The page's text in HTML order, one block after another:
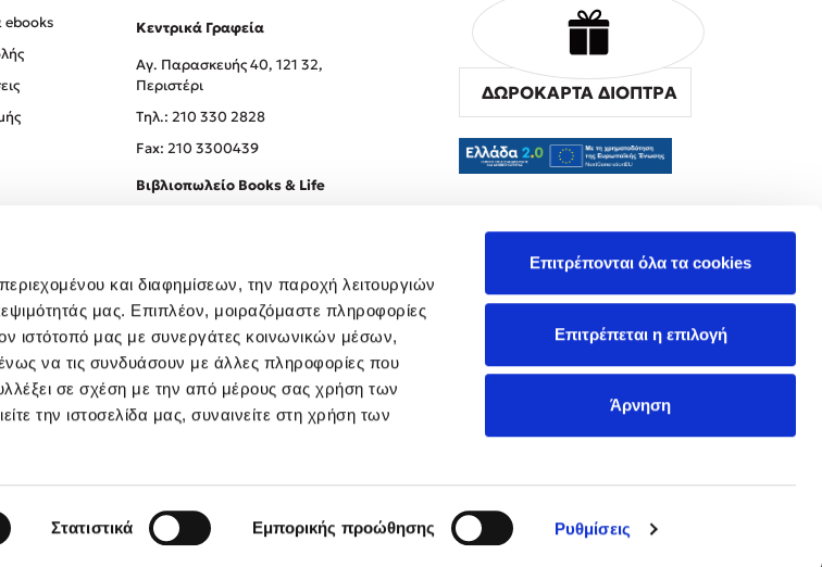
και διαφημίσεων, την παροχή λειτουργιών
μας. Επιπλέον, μοιραζόμαστε πληροφορίες
ιστότοπό μας με συνεργάτες κοινωνικών μέσων,
να τις συνδυάσουν με άλλες πληροφορίες που
σε σχέση με την από μέρους σας χρήση των
την ιστοσελίδα μας, συναινείτε στη χρήση των
Στατιστικά Εμπορικής προώθησης Ρυθμίσεις
Επιτρέπονται όλα τα cookies
Επιτρέπεται η επιλογή
Άρνηση
ebooks
Κεντρικά Γραφεία
Αγ. Παρασκευής 40, 121 32,
Περιστέρι
Tηλ.: 210 330 2828
Fax: 210 3300439
Βιβλιοπωλείο Books & Life
ΔΩΡΟΚΑΡΤΑ ΔΙΟΠΤΡΑ
Created by Powered by